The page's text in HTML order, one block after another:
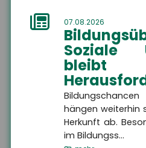
07.08.2026
Soziale
hängen weiterhin
Herkunft ab.
im Bildungss...